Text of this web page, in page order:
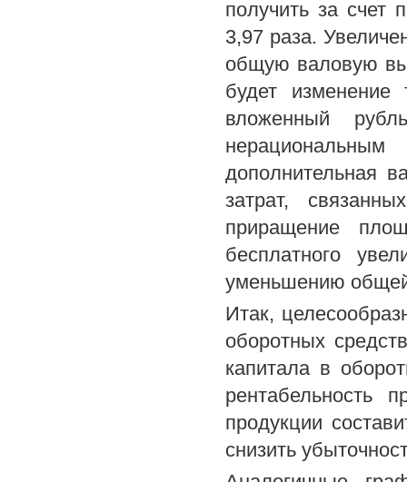
получить за счет
3,97 раза.
общую валовую
будет
вложенный
дополнительная
затрат,
приращение
бесплатного
уменьшению
Итак,
оборотных
капитала в
рентабельность
продукции
снизить